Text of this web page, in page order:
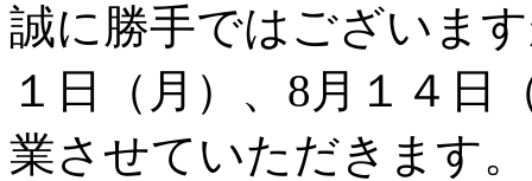
誠に勝手ではございま
１日（月）、8月１４日
業させていただきます。